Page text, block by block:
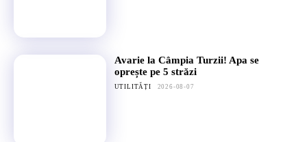
Avarie la Câmpia Turzii! Apa se
oprește pe 5 străzi
UTILITĂȚI 2026-08-07